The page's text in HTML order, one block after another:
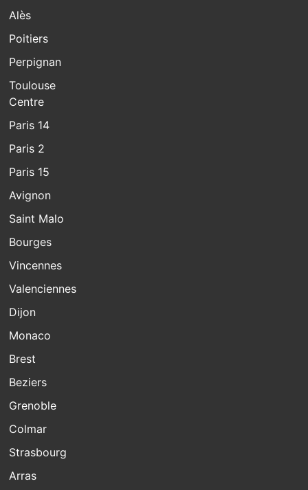
Alès
Poitiers
Perpignan
Toulouse
Centre
Paris 14
Paris 2
Paris 15
Avignon
Saint Malo
Bourges
Vincennes
Valenciennes
Dijon
Monaco
Brest
Beziers
Grenoble
Colmar
Strasbourg
Arras